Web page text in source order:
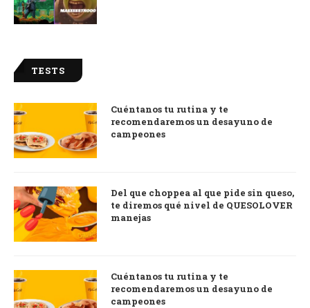
TESTS
Cuéntanos tu rutina y te
recomendaremos un desayuno de
campeones
Del que choppea al que pide sin queso,
te diremos qué nivel de QUESOLOVER
manejas
Cuéntanos tu rutina y te
recomendaremos un desayuno de
campeones